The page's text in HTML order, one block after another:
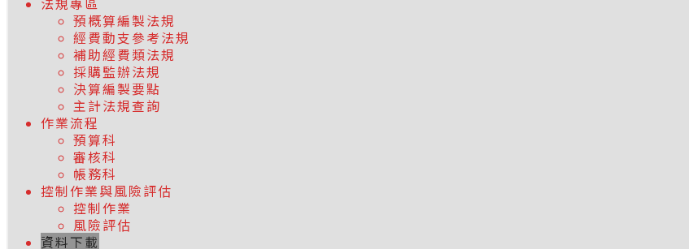
預概算編製法規
經費動支參考法規
補助經費類法規
採購監辦法規
決算編製要點
主計法規查詢
作業流程
預算科
審核科
帳務科
控制作業與風險評估
控制作業
風險評估
資料下載